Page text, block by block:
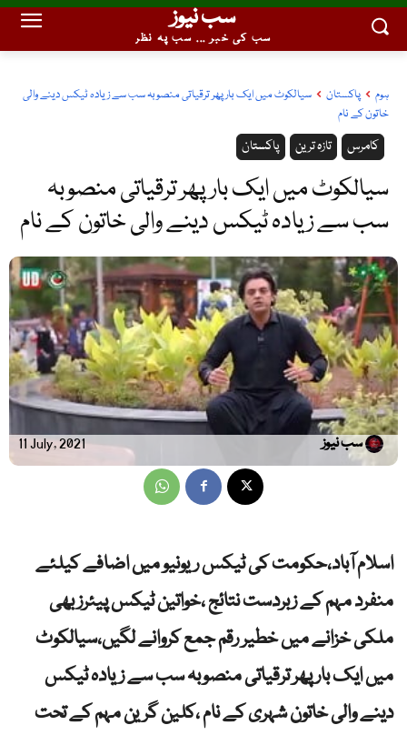
سب نیوز
سب کی خبر ... سب پہ نظر
ہوم پاکستان
سیالکوٹ میں ایک بار پھر ترقیاتی منصوبہ سب سے زیادہ ٹیکس دینے والی
خاتون کے نام
پاکستان تازہ ترین کامرس
سیالکوٹ میں ایک بار پھر ترقیاتی منصوبہ
سب سے زیادہ ٹیکس دینے والی خاتون کے نام
11 July, 2021 سب نیوز
اسلام آباد،حکومت کی ٹیکس ریونیو میں اضافے کیلئے
منفرد مہم کے زبردست نتائج ،خواتین ٹیکس پیئرز بھی
ملکی خزانے میں خطیر رقم جمع کروانے لگیں،سیالکوٹ
میں ایک بار پھر ترقیاتی منصوبہ سب سے زیادہ ٹیکس
دینے والی خاتون شہری کے نام ،کلین گرین مہم کے تحت